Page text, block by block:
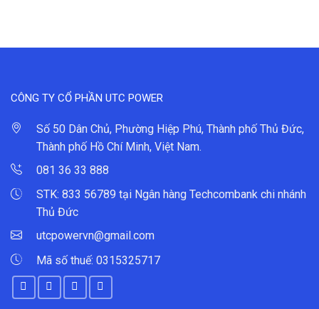
CÔNG TY CỔ PHẦN UTC POWER
Số 50 Dân Chủ, Phường Hiệp Phú, Thành phố Thủ Đức,
Thành phố Hồ Chí Minh, Việt Nam.
081 36 33 888
STK: 833 56789 tại Ngân hàng Techcombank chi nhánh
Thủ Đức
utcpowervn@gmail.com
Mã số thuế: 0315325717